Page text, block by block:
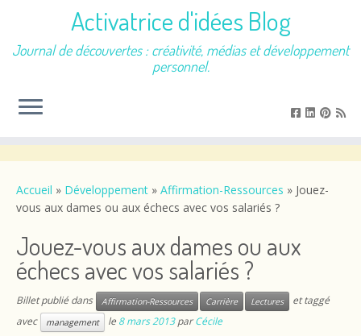
contenu
Activatrice d'idées Blog
Journal de découvertes : créativité, médias et développement
personnel.
Accueil » Développement » Affirmation-Ressources » Jouez-
vous aux dames ou aux échecs avec vos salariés ?
Jouez-vous aux dames ou aux
échecs avec vos salariés ?
Billet publié dans Affirmation-Ressources Carrière Lectures
et taggé
avec
management le 8 mars 2013 parCécile